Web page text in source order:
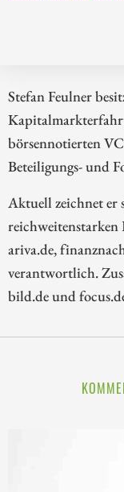
Stefan Feulner
börsennotierten
Beteiligungs- und
Aktuell zeichnet er
ariva.de,
verantwortlich.
bild.de und